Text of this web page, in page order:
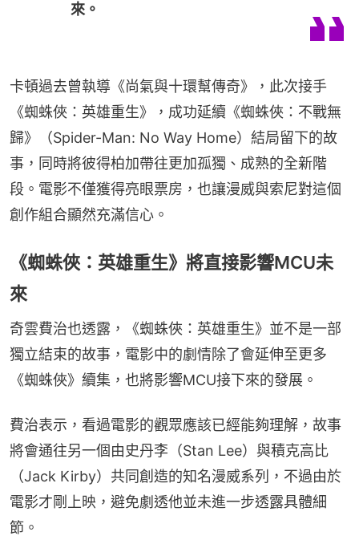
來。
卡頓過去曾執導《尚氣與十環幫傳奇》，此次接手
《蜘蛛俠：英雄重生》，成功延續《蜘蛛俠：不戰無
歸》（Spider-Man: No Way Home）結局留下的故
事，同時將彼得柏加帶往更加孤獨、成熟的全新階
段。電影不僅獲得亮眼票房，也讓漫威與索尼對這個
創作組合顯然充滿信心。
《蜘蛛俠：英雄重生》將直接影響MCU未
來
奇雲費治也透露，《蜘蛛俠：英雄重生》並不是一部
獨立結束的故事，電影中的劇情除了會延伸至更多
《蜘蛛俠》續集，也將影響MCU接下來的發展。
費治表示，看過電影的觀眾應該已經能夠理解，故事
將會通往另一個由史丹李（Stan Lee）與積克高比
（Jack Kirby）共同創造的知名漫威系列，不過由於
電影才剛上映，避免劇透他並未進一步透露具體細
節。